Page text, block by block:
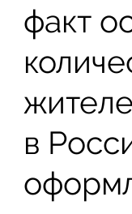
факт
в